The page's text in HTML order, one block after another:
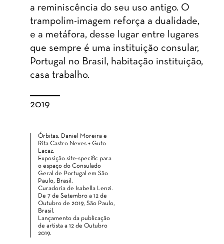
a reminiscência do seu uso antigo. O
trampolim-imagem reforça a dualidade,
e a metáfora, desse lugar entre lugares
que sempre é uma instituição consular,
Portugal no Brasil, habitação instituição,
casa trabalho.
2019
Órbitas. Daniel Moreira e
Rita Castro Neves + Guto
Lacaz.
Exposição site-specific para
o espaço do Consulado
Geral de Portugal em São
Paulo, Brasil.
Curadoria de Isabella Lenzi.
De 7 de Setembro a 12 de
Outubro de 2019, São Paulo,
Brasil.
Lançamento da publicação
de artista a 12 de Outubro
2019.